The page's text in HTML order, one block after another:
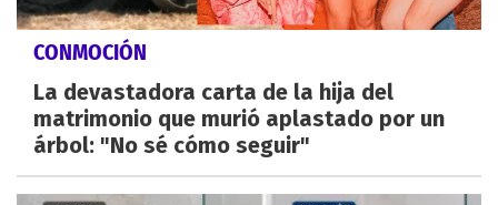
CONMOCIÓN
La devastadora carta de la hija del
matrimonio que murió aplastado por un
árbol: "No sé cómo seguir"